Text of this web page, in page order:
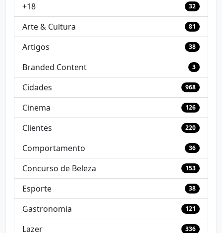
+18 32
Arte & Cultura 81
Artigos 38
Branded Content 3
Cidades 968
Cinema 126
Clientes 220
Comportamento 36
Concurso de Beleza 153
Esporte 38
Gastronomia 121
Lazer 336